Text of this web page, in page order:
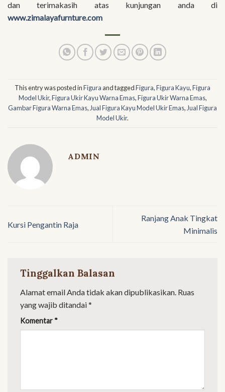
dan terimakasih atas kunjungan anda di
www.zimalayafurnture.com
This entry was posted inFigura and taggedFigura,Figura Kayu,Figura
Model Ukir,Figura Ukir Kayu Warna Emas,Figura Ukir Warna Emas,
Gambar Figura Warna Emas, Jual Figura Kayu Model Ukir Emas, Jual Figura
Model Ukir.
ADMIN
Kursi Pengantin Raja
Ranjang Anak Tingkat
Minimalis
Tinggalkan Balasan
Alamat email Anda tidak akan dipublikasikan. Ruas
yang wajib ditandai*
Komentar *